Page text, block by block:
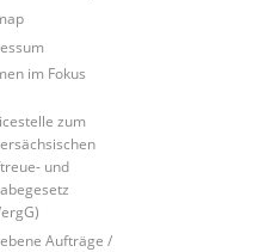
im Fokus
zum
und
Aufträge /